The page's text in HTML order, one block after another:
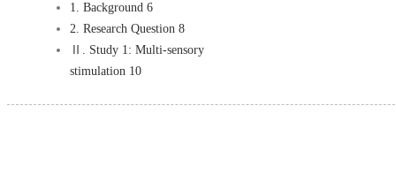
1. Background 6
2. Research Question 8
Ⅱ. Study 1: Multi-sensory
stimulation 10